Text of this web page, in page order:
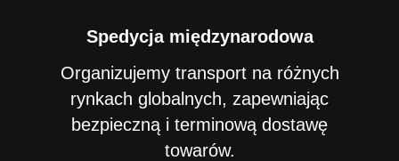
Spedycja międzynarodowa
Organizujemy transport na różnych
rynkach globalnych, zapewniając
bezpieczną i terminową dostawę
towarów.